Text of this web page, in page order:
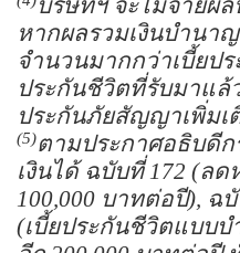
บริษัทฯ จะไม่จ่ายผ
หากผลรวมเงินบำนา
จำนวนมากกว่าเบี้ยป
ประกันชีวิตที่รับมาแล้
ประกันภัยสัญญาเพิ่มเ
(5)ตามประกาศอธิบดีก
เงินได้ ฉบับที่ 172 (ล
100,000 บาทต่อปี), ฉ
(เบี้ยประกันชีวิตแบบ